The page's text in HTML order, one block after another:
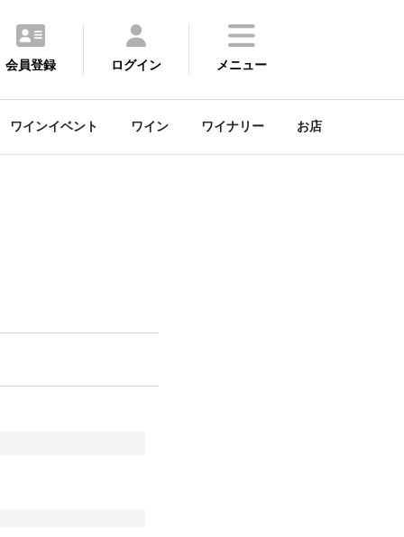
会員登録 ログイン メニュー
ワインイベント ワイン ワイナリー お店